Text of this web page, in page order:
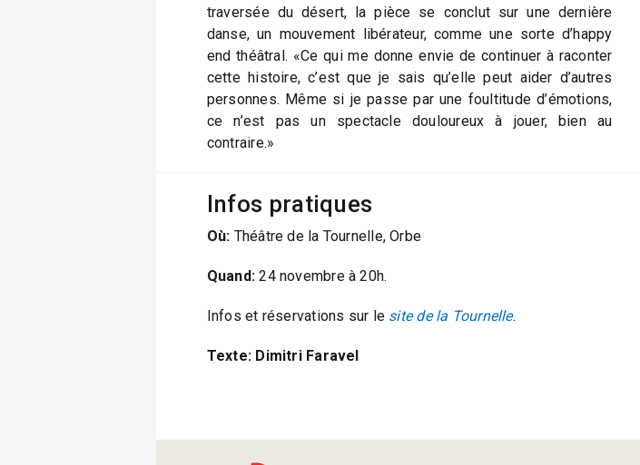
traversée du désert, la pièce se conclut sur une dernière
danse, un mouvement libérateur, comme une sorte d’happy
end théâtral. «Ce qui me donne envie de continuer à raconter
cette histoire, c’est que je sais qu’elle peut aider d’autres
personnes. Même si je passe par une foultitude d’émotions,
ce n’est pas un spectacle douloureux à jouer, bien au
contraire.»
Infos pratiques
Où: Théâtre de la Tournelle, Orbe
Quand: 24 novembre à 20h.
Infos et réservations sur le site de la Tournelle.
Texte: Dimitri Faravel